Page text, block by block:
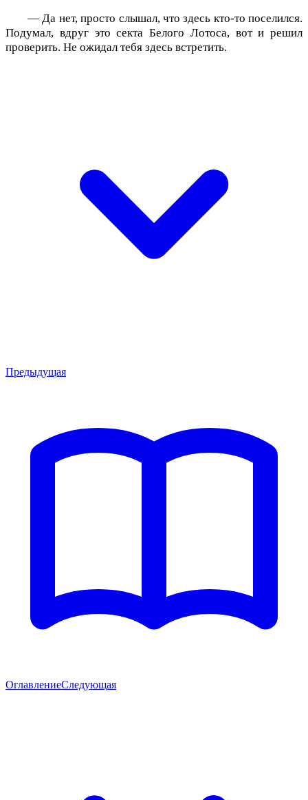
— Да нет, просто слышал, что здесь кто-то поселился.
Подумал, вдруг это секта Белого Лотоса, вот и решил
проверить. Не ожидал тебя здесь встретить.
Предыдущая
ОглавлениеСледующая